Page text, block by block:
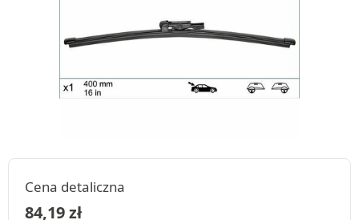
Cena detaliczna
84,19zł